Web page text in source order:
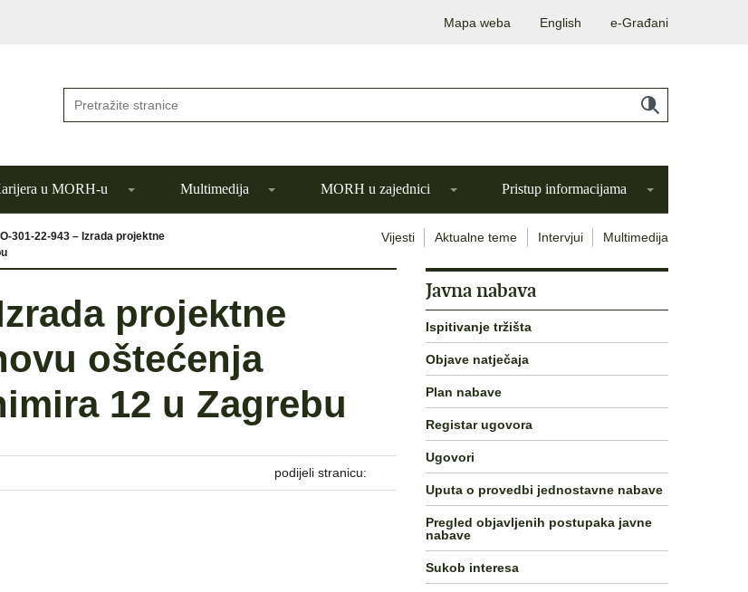
Mapa weba English e-Građani
u MORH-u Multimedija MORH u zajednici Pristup informacijama
301-22-943 – Izrada projektne
Vijesti Aktualne teme Intervjui Multimedija
projektne
oštećenja
12 u Zagrebu
podijeli stranicu:
Javna nabava
Ispitivanje tržišta
Objave natječaja
Plan nabave
Registar ugovora
Ugovori
Uputa o provedbi jednostavne nabave
Pregled objavljenih postupaka javne
nabave
Sukob interesa